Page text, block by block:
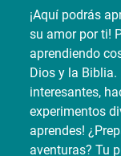
¡Aquí podrás
su amor por ti!
aprendiendo
Dios y la Biblia.
interesantes,
experimentos
aprendes!
aventuras? Tu